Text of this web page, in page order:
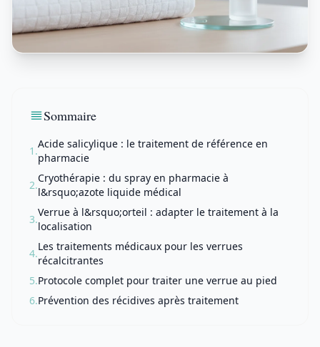
Sommaire
1.
Acide salicylique : le traitement de référence en
pharmacie
2.
Cryothérapie : du spray en pharmacie à
l&rsquo;azote liquide médical
3.
Verrue à l&rsquo;orteil : adapter le traitement à la
localisation
4.
Les traitements médicaux pour les verrues
récalcitrantes
5.Protocole complet pour traiter une verrue au pied
6.Prévention des récidives après traitement